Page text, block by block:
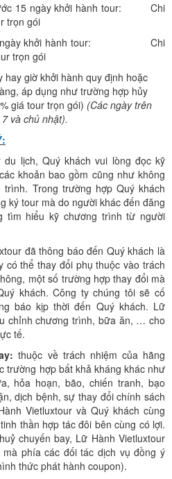
15 ngày khởi hành tour: Chi
trọn gói
với ngày khởi hành tour: Chi
trọn gói
giờ khởi hành quy định hoặc
áp dụng như trường hợp hủy
giá tour trọn gói) (Các ngày trên
và chủ nhật).
lịch, Quý khách vui lòng đọc kỹ
khoản bao gồm cũng như không
Trong trường hợp Quý khách
ký tour mà do người khác đến đăng
tìm hiểu kỹ chương trình từ người
đã thông báo đến Quý khách là
có thể thay đổi phụ thuộc vào trách
một số trường hợp thay đổi mà
khách. Công ty chúng tôi sẽ cố
báo kịp thời đến Quý khách. Lữ
chỉnh chương trình, bữa ăn, … cho
tế.
thuộc về trách nhiệm của hãng
trường hợp bất khả kháng khác như
hỏa hoạn, bão, chiến tranh, bạo
dịch bệnh, sự thay đổi chính sách
Vietluxtour và Quý khách cùng
thần hợp tác đôi bên cùng có lợi.
chuyến bay, Lữ Hành Vietluxtour
phía các đối tác dịch vụ đồng ý
thức phát hành coupon).